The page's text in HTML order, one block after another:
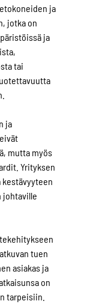
ja
jotka on
ja
tai
ja
mutta myös
Yrityksen
johtaville
tuen
asiakas ja
on
tarpeisiin.